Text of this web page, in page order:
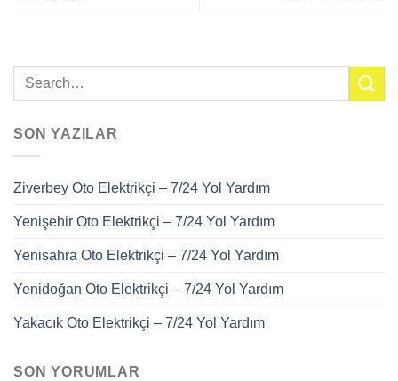
SON YAZILAR
Ziverbey Oto Elektrikçi – 7/24 Yol Yardım
Yenişehir Oto Elektrikçi – 7/24 Yol Yardım
Yenisahra Oto Elektrikçi – 7/24 Yol Yardım
Yenidoğan Oto Elektrikçi – 7/24 Yol Yardım
Yakacık Oto Elektrikçi – 7/24 Yol Yardım
SON YORUMLAR